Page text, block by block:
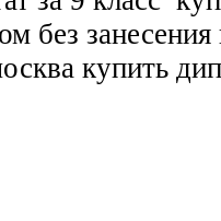
без
купить